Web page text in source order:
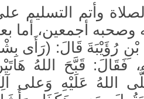
وأتم التسليم
بْنِ رُؤَيْبَةَ قَالَ: (رَأَى
فَقَالَ: قَبَّحَ اللهُ
اللهُ عَلَيْهِ وَعلى